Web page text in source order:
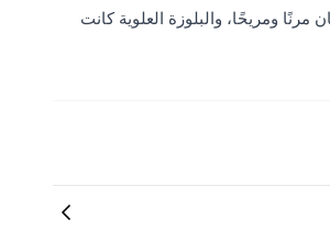
164 سم. البنطلون السفلي كان مرنًا ومريحًا، والبلوزة العلوية كانت